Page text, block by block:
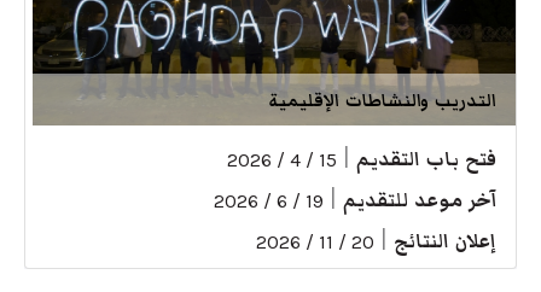
التدريب والنشاطات الإقليمية
فتح باب التقديم 15 / 4 / 2026
آخر موعد للتقديم 19 / 6 / 2026
إعلان النتائج 20 / 11 / 2026